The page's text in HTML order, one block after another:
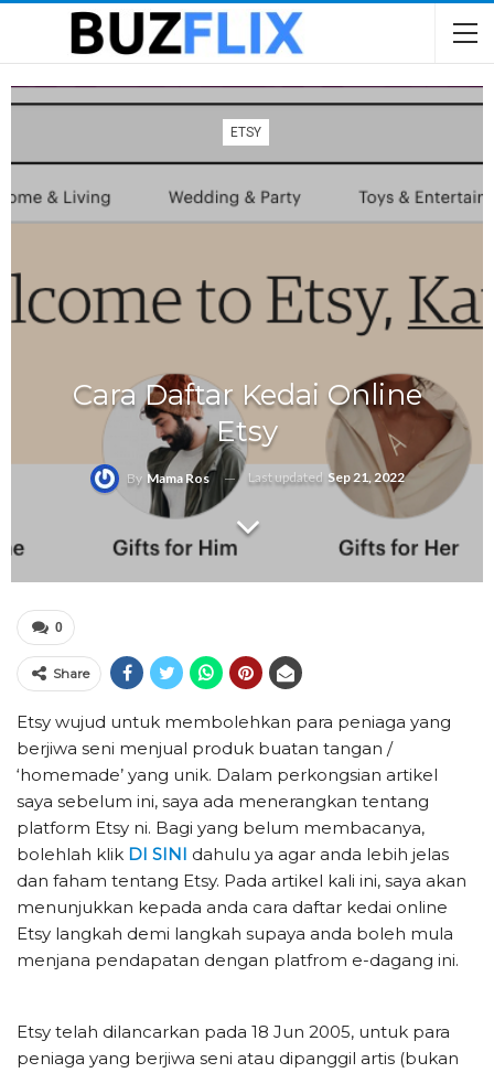
ETSY
Cara Daftar Kedai Online
Etsy
By Mama Ros Last updated Sep 21, 2022
0
Share
Etsy wujud untuk membolehkan para peniaga yang
berjiwa seni menjual produk buatan tangan /
‘homemade’ yang unik. Dalam perkongsian artikel
saya sebelum ini, saya ada menerangkan tentang
platform Etsy ni. Bagi yang belum membacanya,
bolehlah klik DI SINI dahulu ya agar anda lebih jelas
dan faham tentang Etsy. Pada artikel kali ini, saya akan
menunjukkan kepada anda cara daftar kedai online
Etsy langkah demi langkah supaya anda boleh mula
menjana pendapatan dengan platfrom e-dagang ini.
Etsy telah dilancarkan pada 18 Jun 2005, untuk para
peniaga yang berjiwa seni atau dipanggil artis (bukan